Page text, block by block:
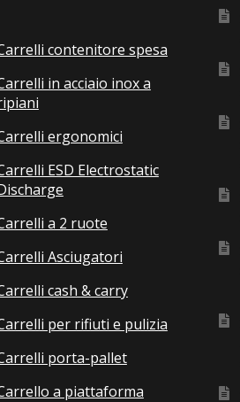
contenitore spesa
in acciaio inox a
ergonomici
ESD Electrostatic
a 2 ruote
Asciugatori
cash & carry
per rifiuti e pulizia
porta-pallet
a piattaforma